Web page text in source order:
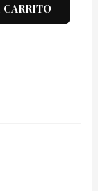
CARRITO